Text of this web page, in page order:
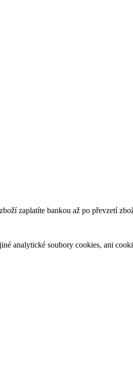
zaplatíte bankou až po převzetí
analytické soubory cookies, ani